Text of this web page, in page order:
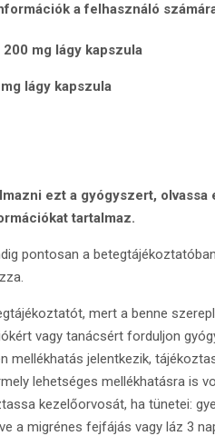
a felhasználó
mg lágy kapszula
lágy kapszula
ezt a gyógyszert,
tartalmaz.
pontosan a
mert a benne
vagy tanácsért forduljon
mellékhatás jelentkezik,
lehetséges mellékhatásra is
kezelőorvosát, ha tünetei:
a migrénes fejfájás vagy láz 3